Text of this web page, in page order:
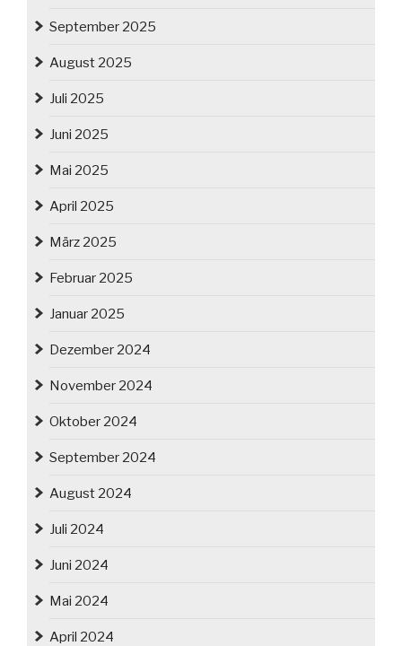
September 2025
August 2025
Juli 2025
Juni 2025
Mai 2025
April 2025
März 2025
Februar 2025
Januar 2025
Dezember 2024
November 2024
Oktober 2024
September 2024
August 2024
Juli 2024
Juni 2024
Mai 2024
April 2024